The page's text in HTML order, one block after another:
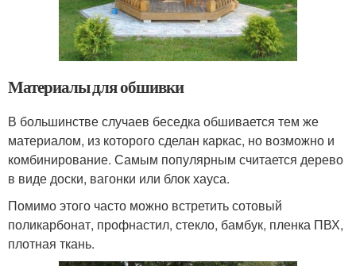
Материалы для обшивки
В большинстве случаев беседка обшивается тем же
материалом, из которого сделан каркас, но возможно и
комбинирование. Самым популярным считается дерево
в виде доски, вагонки или блок хауса.
Помимо этого часто можно встретить сотовый
поликарбонат, профнастил, стекло, бамбук, пленка ПВХ,
плотная ткань.